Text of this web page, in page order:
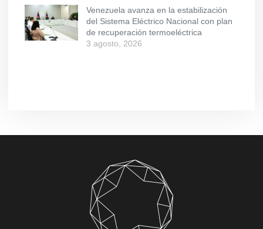
Venezuela avanza en la estabilización
del Sistema Eléctrico Nacional con plan
de recuperación termoeléctrica
3 agosto, 2026